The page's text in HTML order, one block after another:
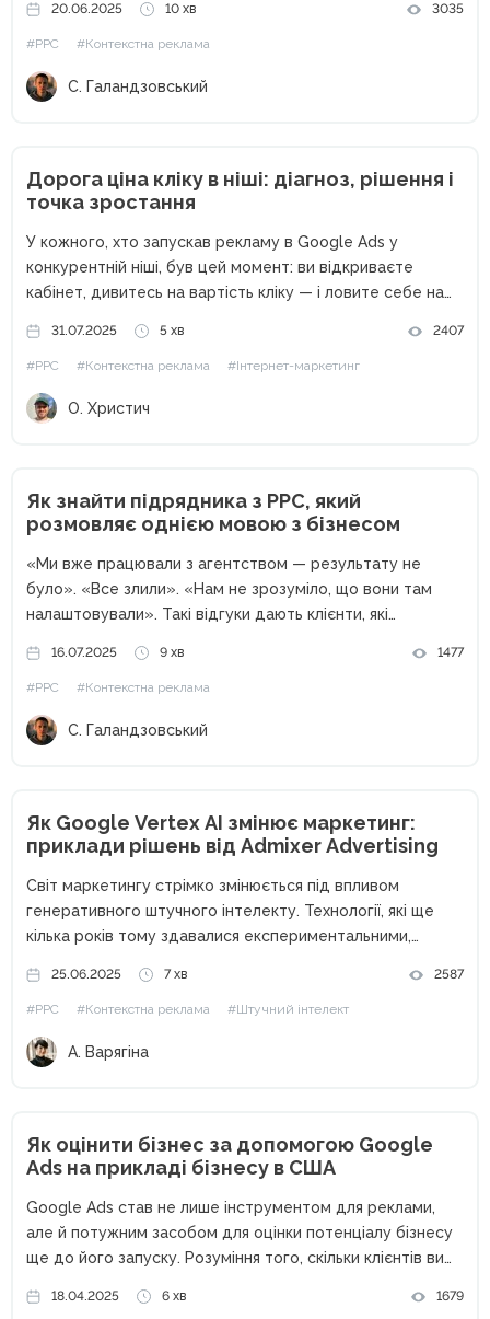
що «треба щось поставити». І тоді «PPC не працює»,
«реклама дорога»,...
20.06.2025 10 хв 3035
#PPC #Контекстна реклама
С. Галандзовський
Дорога ціна кліку в ніші: діагноз, рішення і
точка зростання
У кожного, хто запускав рекламу в Google Ads у
конкурентній ніші, був цей момент: ви відкриваєте
кабінет, дивитесь на вартість кліку — і ловите себе на
Ми в Atlant Digital бачили...
31.07.2025 5 хв 2407
#PPC #Контекстна реклама #Інтернет-маркетинг
О. Христич
Як знайти підрядника з PPC, який
розмовляє однією мовою з бізнесом
«Ми вже працювали з агентством — результату не
було». «Все злили». «Нам не зрозуміло, що вони там
налаштовували». Такі відгуки дають клієнти, які
спеціалістом. Проблема не завжди в підряднику як
такому, а в невідповідності цінностей,...
16.07.2025 9 хв 1477
#PPC #Контекстна реклама
С. Галандзовський
Як Google Vertex AI змінює маркетинг:
приклади рішень від Admixer Advertising
Світ маркетингу стрімко змінюється під впливом
генеративного штучного інтелекту. Технології, які ще
кілька років тому здавалися експериментальними,
процеси, створювати персоналізований контент та
підвищувати ефективність рекламних кампаній. Одним із
ключових рушіїв цих змін є платформа Google...
25.06.2025 7 хв 2587
#PPC #Контекстна реклама #Штучний інтелект
А. Варягіна
Як оцінити бізнес за допомогою Google
Ads на прикладі бізнесу в США
Google Ads став не лише інструментом для реклами,
але й потужним засобом для оцінки потенціалу бізнесу
ще до його запуску. Розуміння того, скільки клієнтів ви
прибутковість можна очікувати, є критичним для
18.04.2025 6 хв 1679